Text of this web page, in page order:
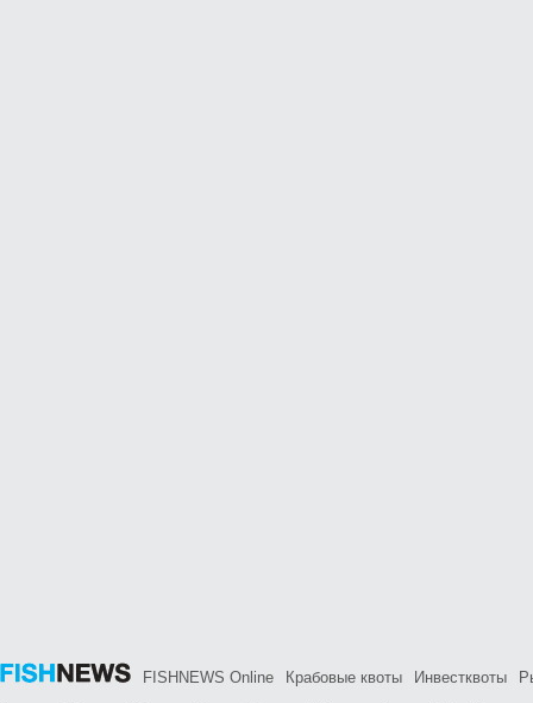
FISHNEWS Online Крабовые квоты Инвестквоты